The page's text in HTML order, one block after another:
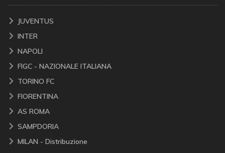
JUVENTUS
INTER
NAPOLI
FIGC - NAZIONALE ITALIANA
TORINO FC
FIORENTINA
AS ROMA
SAMPDORIA
MILAN - Distribuzione